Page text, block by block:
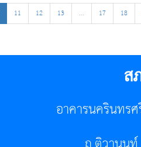
11 12 13 ... 17 18
ส
อาคารนครินทร